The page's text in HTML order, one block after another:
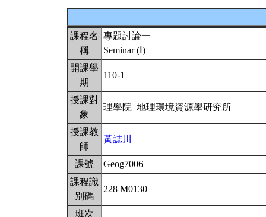
課程名
稱
專題討論一
Seminar (Ⅰ)
開課學
期
110-1
授課對
象
理學院 地理環境資源學研究所
授課教
師
黃誌川
課號
Geog7006
課程識
別碼
228 M0130
班次